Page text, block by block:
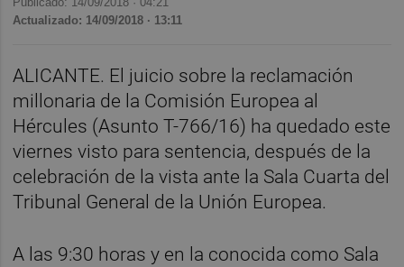
Actualizado: 14/09/2018 · 13:11
ALICANTE. El juicio sobre la reclamación
millonaria de la Comisión Europea al
Hércules (Asunto T-766/16) ha quedado este
viernes visto para sentencia, después de la
celebración de la vista ante la Sala Cuarta del
Tribunal General de la Unión Europea.
A las 9:30 horas y en la conocida como Sala